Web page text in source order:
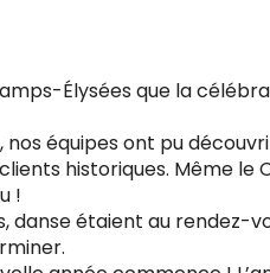
Élysées que la
, nos équipes ont pu
clients historiques. Même le
!
danse étaient au rendez-